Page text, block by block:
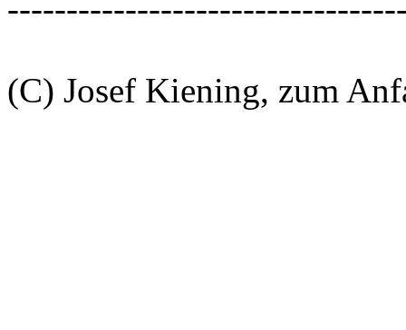
(C) Josef Kiening, zum